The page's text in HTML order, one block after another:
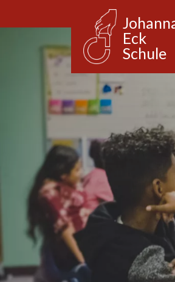
Eck
Schule